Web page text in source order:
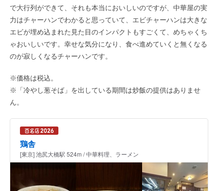
で大行列ができて、それも本当においしいのですが、中華屋の実
力はチャーハンでわかると思っていて、エビチャーハンは大きな
エビが埋め込まれた見た目のインパクトもすごくて、めちゃくち
ゃおいしいです。幸せな気分になり、食べ進めていくと無くなる
のが寂しくなるチャーハンです。
※価格は税込。
※「冷やし葱そば」を出している期間は炒飯の提供はありませ
ん。
鶏舎
[東京] 池尻大橋駅 524m / 中華料理、ラーメン